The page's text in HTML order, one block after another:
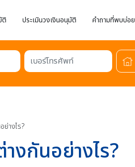
ติ ประเมินวงเงินอนุมัติ คำถามที่พบบ่อย
เบอร์โทรศัพท์
างไร?
งกันอย่างไร?